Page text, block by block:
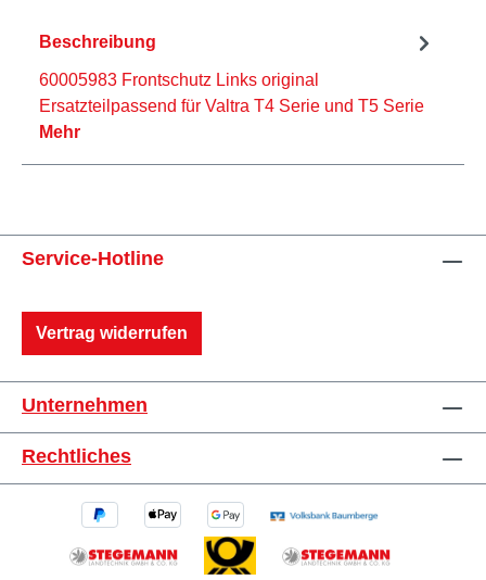
Beschreibung
60005983 Frontschutz Links original
Ersatzteilpassend für Valtra T4 Serie und T5 Serie
Mehr
Service-Hotline
Vertrag widerrufen
Unternehmen
Rechtliches